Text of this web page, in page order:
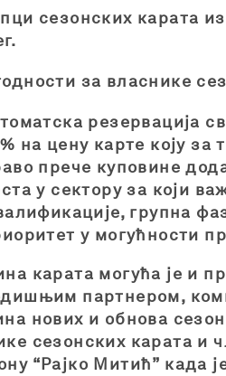
сезонских карата
за власнике
резервација
на цену карте коју за
прече куповине
у сектору за који
групна
у могућности
карата могућа je и
партнером,
нових и обнова
сезонских карата и
“Рајко Митић” када